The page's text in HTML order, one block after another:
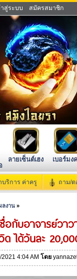
าสู่ระบบ สมัครสมาชิก
ลายเซ็นต์เฮง เบอร์มง
บริการ ค่าครู ถาม/ต
ลงาน »
อกับอาจารย์วา
ด ได้วันละ
2021 4:04 AM โดย